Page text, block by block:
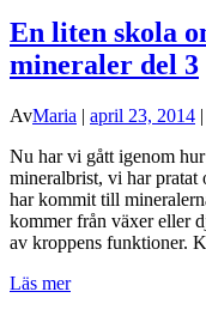
En liten skola
mineraler del 3
AvMaria | april 23, 2014 |
Nu har vi gått igenom
mineralbrist, vi har
har kommit till
kommer från växer eller
av kroppens funktioner.
Läs mer